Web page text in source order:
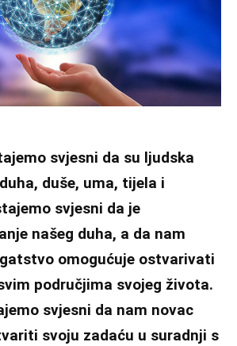
svjesni da su ljudska
duše, uma, tijela i
svjesni da je
našeg duha, a da nam
omogućuje ostvarivati
područjima svojeg života.
svjesni da nam novac
svoju zadaću u suradnji s